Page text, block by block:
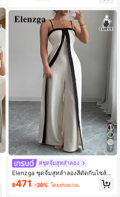
7
#ชุดจั๊มสูทลำลอง
Elenzga ชุดจั๊มสูทลำลองสีตัดกันไซส์ใ
หญ่สำหรับผู้หญิง
฿471 -20% โดยประมาณ